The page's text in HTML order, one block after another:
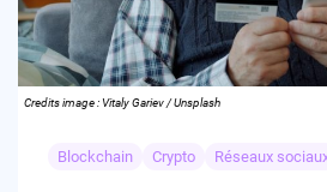
Credits image : Vitaly Gariev / Unsplash
Blockchain Crypto Réseaux